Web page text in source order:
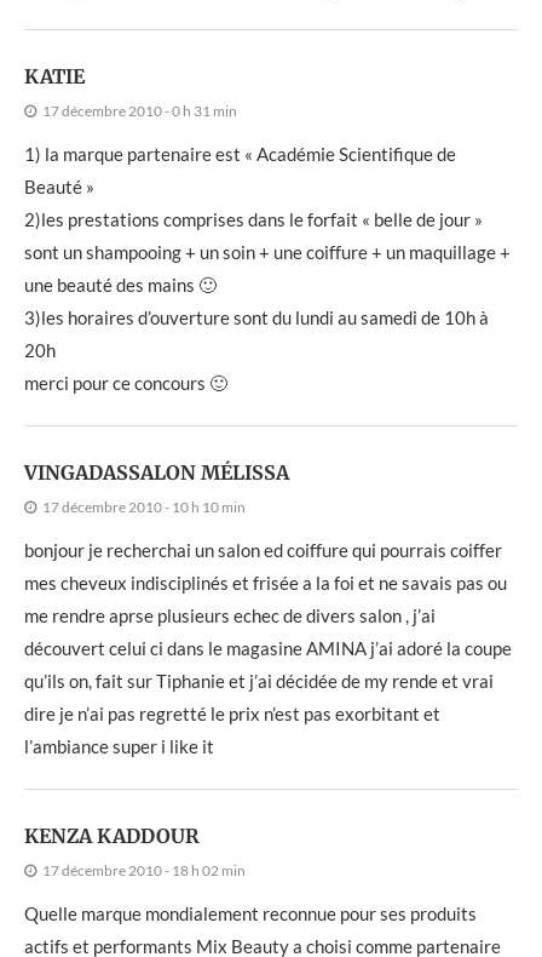
KATIE
17 décembre 2010 - 0 h 31 min
1) la marque partenaire est « Académie Scientifique de
Beauté »
2)les prestations comprises dans le forfait « belle de jour »
sont un shampooing + un soin + une coiffure + un maquillage +
une beauté des mains 🙂
3)les horaires d’ouverture sont du lundi au samedi de 10h à
20h
merci pour ce concours 🙂
VINGADASSALON MÉLISSA
17 décembre 2010 - 10 h 10 min
bonjour je recherchai un salon ed coiffure qui pourrais coiffer
mes cheveux indisciplinés et frisée a la foi et ne savais pas ou
me rendre aprse plusieurs echec de divers salon , j’ai
découvert celui ci dans le magasine AMINA j’ai adoré la coupe
qu’ils on, fait sur Tiphanie et j’ai décidée de my rende et vrai
dire je n’ai pas regretté le prix n’est pas exorbitant et
l’ambiance super i like it
KENZA KADDOUR
17 décembre 2010 - 18 h 02 min
Quelle marque mondialement reconnue pour ses produits
actifs et performants Mix Beauty a choisi comme partenaire